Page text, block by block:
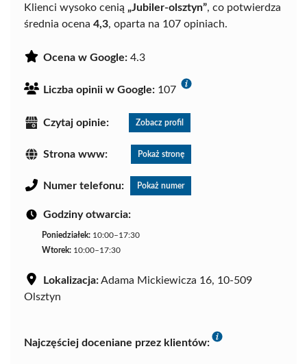
Klienci wysoko cenią „Jubiler-olsztyn”, co potwierdza
średnia ocena 4,3, oparta na 107 opiniach.
Ocena w Google: 4.3
Liczba opinii w Google: 107
Czytaj opinie: Zobacz profil
Strona www: Pokaż stronę
Numer telefonu: Pokaż numer
Godziny otwarcia:
Poniedziałek: 10:00–17:30
Wtorek: 10:00–17:30
Lokalizacja:Adama Mickiewicza 16, 10-509
Olsztyn
Najczęściej doceniane przez klientów: